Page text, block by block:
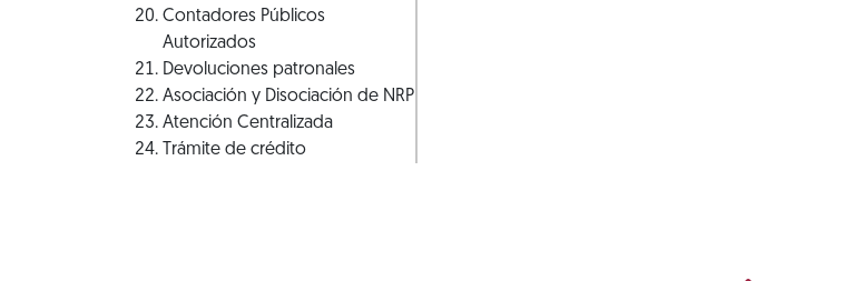
Contadores Públicos
Autorizados
Devoluciones patronales
Asociación y Disociación de NRP
Atención Centralizada
Trámite de crédito